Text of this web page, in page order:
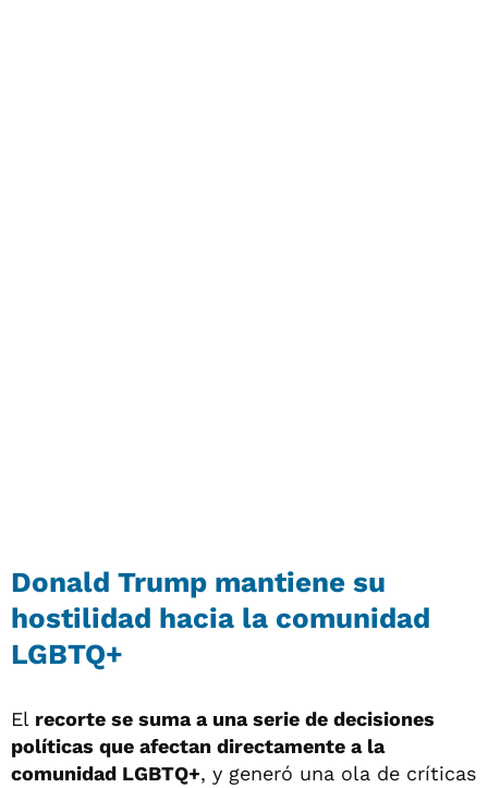
Donald Trump mantiene su
hostilidad hacia la comunidad
LGBTQ+
El recorte se suma a una serie de decisiones
políticas que afectan directamente a la
comunidad LGBTQ+, y generó una ola de críticas